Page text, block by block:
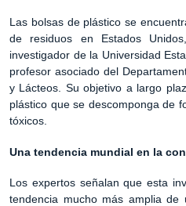
Las bolsas de plástico se
de residuos en Estados
investigador de la Universidad
profesor asociado del
y Lácteos. Su objetivo a largo
plástico que se descomponga de
tóxicos.
Una tendencia mundial en la
Los expertos señalan que esta
tendencia mucho más amplia de